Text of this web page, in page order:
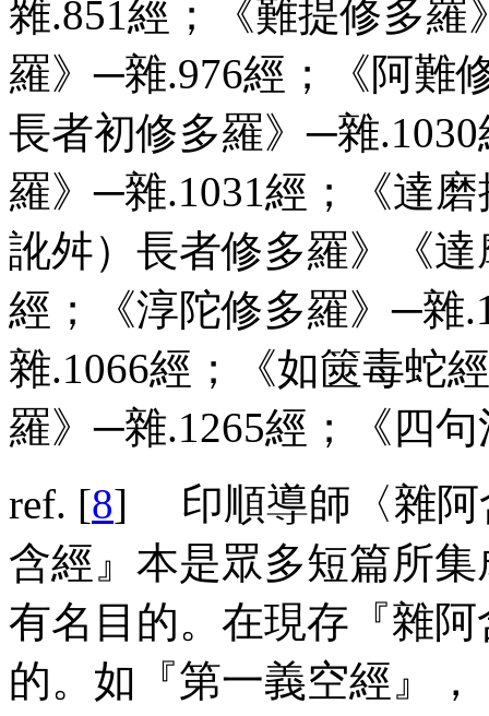
雜.851經；《難提修多
羅》─雜.976經；《阿難
長者初修多羅》─雜
羅》─雜.1031經；《達
訛舛）長者修多羅》《
經；《淳陀修多羅》─雜
雜.1066經；《如篋毒蛇
羅》─雜.1265經；《四
ref. [8] 印順導師〈雜阿
含經』本是眾多短篇所
有名目的。在現存『雜
的。如『第一義空經』